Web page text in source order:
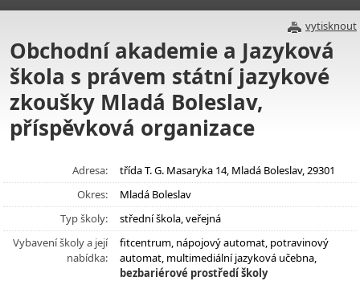
vytisknout
Obchodní akademie a Jazyková
škola s právem státní jazykové
zkoušky Mladá Boleslav,
příspěvková organizace
Adresa:
třída T. G. Masaryka 14, Mladá Boleslav, 29301
Okres:
Mladá Boleslav
Typ školy:
střední škola, veřejná
Vybavení školy a její
nabídka:
fitcentrum, nápojový automat, potravinový
automat, multimediální jazyková učebna,
bezbariérové prostředí školy